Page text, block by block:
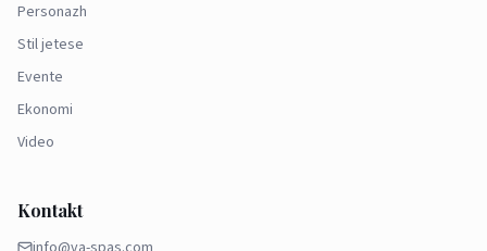
Personazh
Stil jetese
Evente
Ekonomi
Video
Kontakt